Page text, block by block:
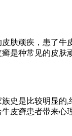
肤顽疾，患了牛
是种常见的皮
史是比较明显
皮癣患者带来